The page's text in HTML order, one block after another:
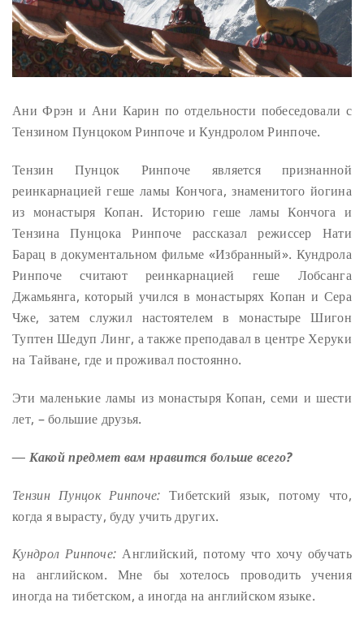
Ани Фрэн и Ани Карин по отдельности побеседовали с
Тензином Пунцоком Ринпоче и Кундролом Ринпоче.
Тензин Пунцок Ринпоче является признанной
реинкарнацией геше ламы Кончога, знаменитого йогина
из монастыря Копан. Историю геше ламы Кончога и
Тензина Пунцока Ринпоче рассказал режиссер Нати
Барац в документальном фильме «Избранный». Кундрола
Ринпоче считают реинкарнацией геше Лобсанга
Джамьянга, который учился в монастырях Копан и Сера
Чже, затем служил настоятелем в монастыре Шигон
Туптен Шедуп Линг, а также преподавал в центре Херуки
на Тайване, где и проживал постоянно.
Эти маленькие ламы из монастыря Копан, семи и шести
лет, – большие друзья.
― Какой предмет вам нравится больше всего?
Тензин Пунцок Ринпоче: Тибетский язык, потому что,
когда я вырасту, буду учить других.
Кундрол Ринпоче: Английский, потому что хочу обучать
на английском. Мне бы хотелось проводить учения
иногда на тибетском, а иногда на английском языке.